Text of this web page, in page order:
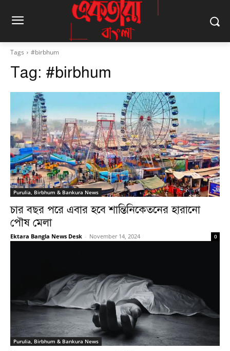
Tags #birbhum
Tag: #birbhum
Purulia, Birbhum & Bankura News
চার বছর পরে এবার হবে শান্তিনিকেতনের হারানো
পৌষ মেলা
Ektara Bangla News Desk - November 14, 2024 0
Purulia, Birbhum & Bankura News